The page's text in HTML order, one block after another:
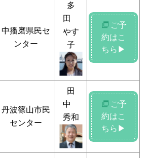
中播磨県民セ
ンター
多
田
やす
子
ご予
約はこ
ちら▶
丹波篠山市民
センター
田
中
秀和
ご予
約はこ
ちら▶